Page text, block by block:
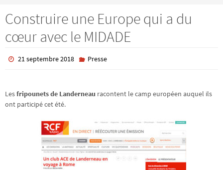
Construire une Europe qui a du
cœur avec le MIDADE
21 septembre 2018 Presse
Lesfripounets de Landerneau racontent le camp européen auquel ils
ont participé cet été.